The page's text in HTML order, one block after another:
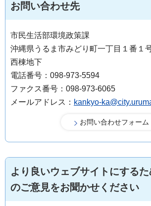
お問い合わせ先
市民生活部環境政策課
沖縄県うるま市みどり町一丁目１番１
西棟地下
電話番号：098-973-5594
ファクス番号：098-973-6065
メールアドレス： kankyo-
より良いウェブサイトにする
のご意見をお聞かせください